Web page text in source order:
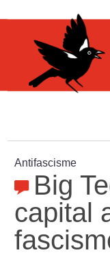
Antifascisme
Big
capital